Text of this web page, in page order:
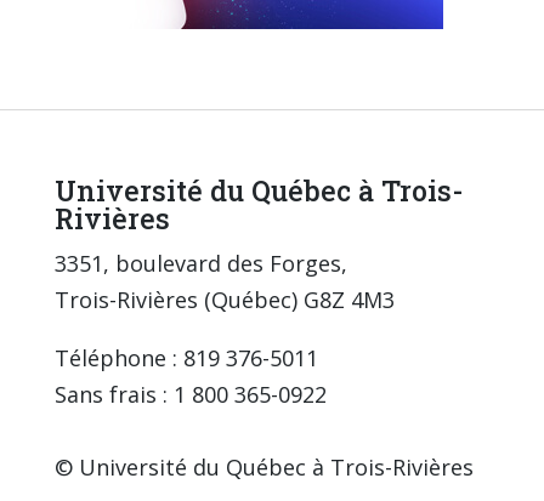
Université du Québec à Trois-
Rivières
3351, boulevard des Forges,
Trois-Rivières (Québec) G8Z 4M3
Téléphone : 819 376-5011
Sans frais : 1 800 365-0922
© Université du Québec à Trois-Rivières